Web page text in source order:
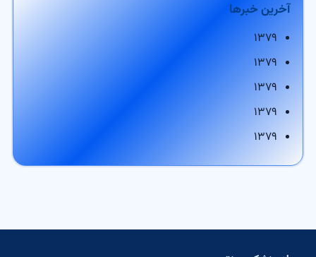
آخرین خبرها
۱۳۷۹
۱۳۷۹
۱۳۷۹
۱۳۷۹
۱۳۷۹